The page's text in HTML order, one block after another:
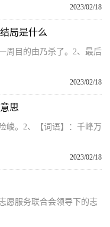
2023/02/18
局是什么
周目的由乃杀了。2、最后
2023/02/18
思
峻。2、【词语】：千峰万
2023/02/18
愿服务联合会领导下的志